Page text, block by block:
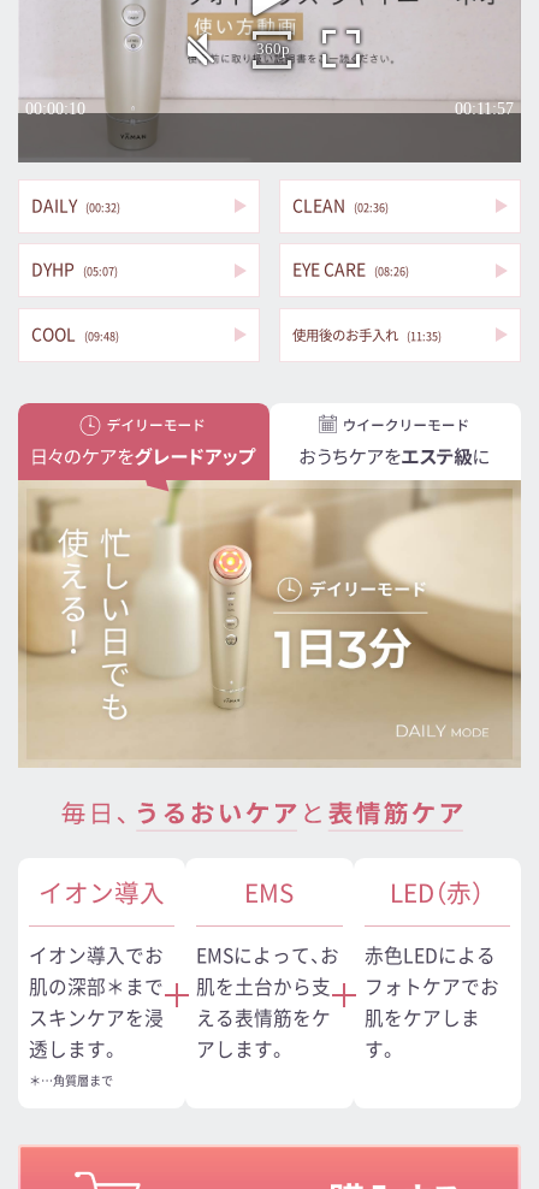
DAILY (00:32) CLEAN (02:36)
DYHP (05:07) EYE CARE (08:26)
COOL (09:48) 使用後のお手入れ (11:35)
イオン導入
イオン導入でお
肌の深部＊まで
スキンケアを浸
透します。
＊…角質層まで
EMS
EMSによって、お
肌を土台から支
える表情筋をケ
アします。
LED（赤）
赤色LEDによる
フォトケアでお
肌をケアしま
す。